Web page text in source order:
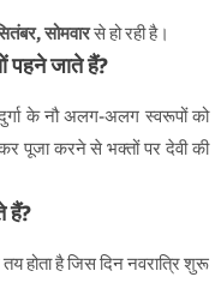
सोमवारसे हो रही है।
पहने जाते हैं?
के नौ अलग-अलग स्वरूपों को
पूजा करने से भक्तों पर देवी की
हैं?
होता है जिस दिन नवरात्रि शुरू